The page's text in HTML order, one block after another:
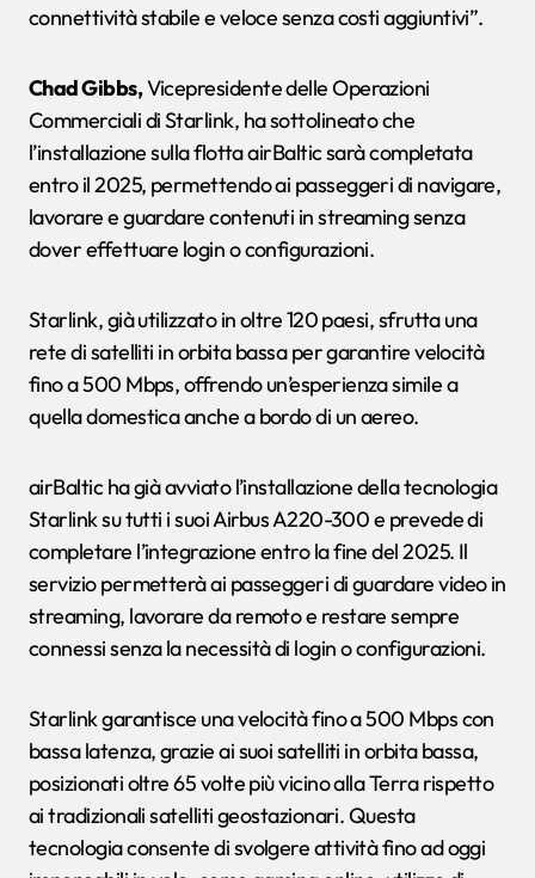
connettività stabile e veloce senza costi aggiuntivi”.
Chad Gibbs,Vicepresidente delle Operazioni
Commerciali di Starlink, ha sottolineato che
l’installazione sulla flotta airBaltic sarà completata
entro il 2025, permettendo ai passeggeri di navigare,
lavorare e guardare contenuti in streaming senza
dover effettuare login o configurazioni.
Starlink, già utilizzato in oltre 120 paesi, sfrutta una
rete di satelliti in orbita bassa per garantire velocità
fino a 500 Mbps, offrendo un’esperienza simile a
quella domestica anche a bordo di un aereo.
airBaltic ha già avviato l’installazione della tecnologia
Starlink su tutti i suoi Airbus A220-300 e prevede di
completare l’integrazione entro la fine del 2025. Il
servizio permetterà ai passeggeri di guardare video in
streaming, lavorare da remoto e restare sempre
connessi senza la necessità di login o configurazioni.
Starlink garantisce una velocità fino a 500 Mbps con
bassa latenza, grazie ai suoi satelliti in orbita bassa,
posizionati oltre 65 volte più vicino alla Terra rispetto
ai tradizionali satelliti geostazionari. Questa
tecnologia consente di svolgere attività fino ad oggi